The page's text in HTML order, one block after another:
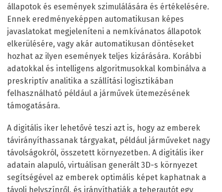
állapotok és események szimulálására és értékelésére.
Ennek eredményeképpen automatikusan képes
javaslatokat megjeleníteni a nemkívánatos állapotok
elkerülésére, vagy akár automatikusan döntéseket
hozhat az ilyen események teljes kizárására. Korábbi
adatokkal és intelligens algoritmusokkal kombinálva a
preskriptív analitika a szállítási logisztikában
felhasználható például a járművek ütemezésének
támogatására.
A digitális iker lehetővé teszi azt is, hogy az emberek
távirányíthassanak tárgyakat, például járműveket nagy
távolságokról, összetett környezetben. A digitális iker
adatain alapuló, virtuálisan generált 3D-s környezet
segítségével az emberek optimális képet kaphatnak a
távoli helyszínről, és irányíthatják a teherautót egy